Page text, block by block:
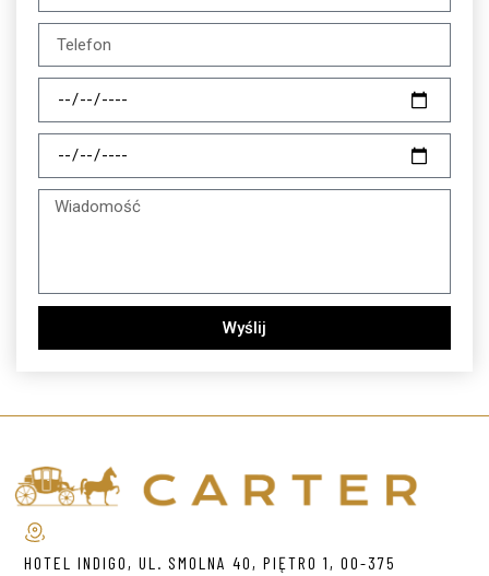
Wyślij
HOTEL INDIGO, UL. SMOLNA 40, PIĘTRO 1, 00-375